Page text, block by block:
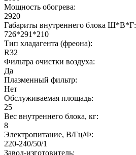
Мощность обогрева:
2920
Габариты внутреннего блока Ш*В*Г:
726*291*210
Тип хладагента (фреона):
R32
Фильтра очистки воздуха:
Да
Плазменный фильтр:
Нет
Обслуживаемая площадь:
25
Вес внутреннего блока, кг:
8
Электропитание, В/Гц/Ф:
220-240/50/1
Завод-изготовитель: